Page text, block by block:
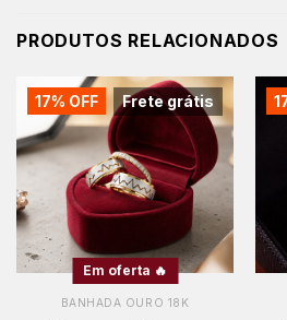
PRODUTOS RELACIONADOS
Frete grátis
17% OFF
Em oferta 🔥
BANHADA OURO 18K